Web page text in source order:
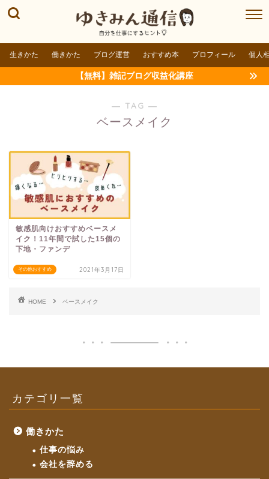
生きかた 働きかた ブログ運営 おすすめ本 プロフィール 個人
【無料】雑記ブログ収益化講座
― TAG ―
ベースメイク
その他おすすめ
敏感肌向けおすすめベースメ
イク！11年間で試した15個の
下地・ファンデ
2021年3月17日
HOME ベースメイク
カテゴリ一覧
働きかた
仕事の悩み
会社を辞める